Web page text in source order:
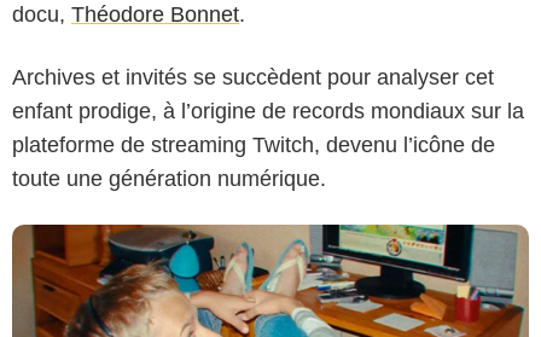
docu, Théodore Bonnet.
Archives et invités se succèdent pour analyser cet
enfant prodige, à l’origine de records mondiaux sur la
plateforme de streaming Twitch, devenu l’icône de
toute une génération numérique.
Prime Video